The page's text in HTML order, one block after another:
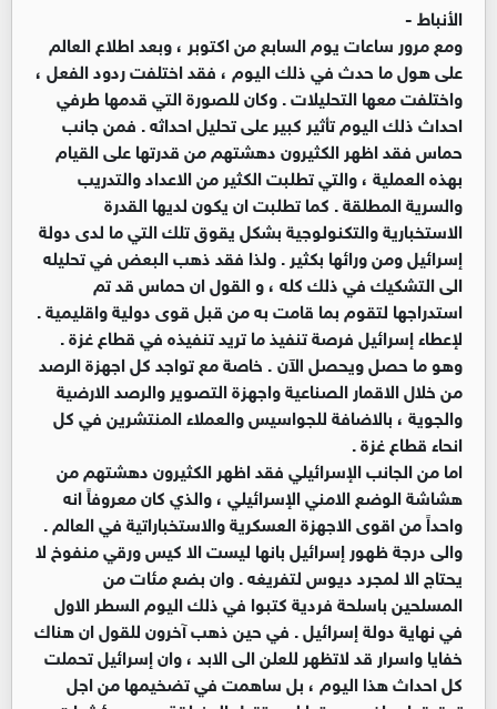
الأنباط -
ومع مرور ساعات يوم السابع من اكتوبر ، وبعد اطلاع العالم
على هول ما حدث في ذلك اليوم ، فقد اختلفت ردود الفعل ،
واختلفت معها التحليلات . وكان للصورة التي قدمها طرفي
احداث ذلك اليوم تأثير كبير على تحليل احداثه . فمن جانب
حماس فقد اظهر الكثيرون دهشتهم من قدرتها على القيام
بهذه العملية ، والتي تطلبت الكثير من الاعداد والتدريب
والسرية المطلقة . كما تطلبت ان يكون لديها القدرة
الاستخبارية والتكنولوجية بشكل يقوق تلك التي ما لدى دولة
إسرائيل ومن ورائها بكثير . ولذا فقد ذهب البعض في تحليله
الى التشكيك في ذلك كله ، و القول ان حماس قد تم
استدراجها لتقوم بما قامت به من قبل قوى دولية واقليمية .
لإعطاء إسرائيل فرصة تنفيذ ما تريد تنفيذه في قطاع غزة .
وهو ما حصل ويحصل الآن . خاصة مع تواجد كل اجهزة الرصد
من خلال الاقمار الصناعية واجهزة التصوير والرصد الارضية
والجوية ، بالاضافة للجواسيس والعملاء المنتشرين في كل
انحاء قطاع غزة .
اما من الجانب الإسرائيلي فقد اظهر الكثيرون دهشتهم من
هشاشة الوضع الامني الإسرائيلي ، والذي كان معروفاً انه
واحداً من اقوى الاجهزة العسكرية والاستخباراتية في العالم .
والى درجة ظهور إسرائيل بانها ليست الا كيس ورقي منفوخ لا
يحتاج الا لمجرد ديوس لتفريغه . وان بضع مئات من
المسلحين باسلحة فردية كتبوا في ذلك اليوم السطر الاول
في نهاية دولة إسرائيل . في حين ذهب آخرون للقول ان هناك
خفايا واسرار قد لاتظهر للعلن الى الابد ، وان إسرائيل تحملت
كل احداث هذا اليوم ، بل ساهمت في تضخيمها من اجل